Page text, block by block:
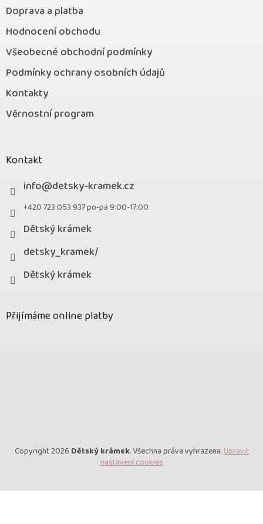
Doprava a platba
Hodnocení obchodu
Všeobecné obchodní podmínky
Podmínky ochrany osobních údajů
Kontakty
Věrnostní program
Kontakt
info@detsky-kramek.cz
+420 723 053 937 po-pá 9:00-17:00
Dětský krámek
detsky_kramek/
Dětský krámek
Přijímáme online platby
Copyright 2026 Dětský krámek. Všechna práva vyhrazena.Upravit
nastavení cookies